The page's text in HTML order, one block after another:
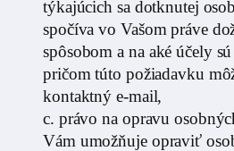
týkajúcich sa dotknutej
spočíva vo Vašom práve
spôsobom a na aké účely
pričom túto požiadavku
kontaktný e-mail,
c. právo na opravu
Vám umožňuje opraviť